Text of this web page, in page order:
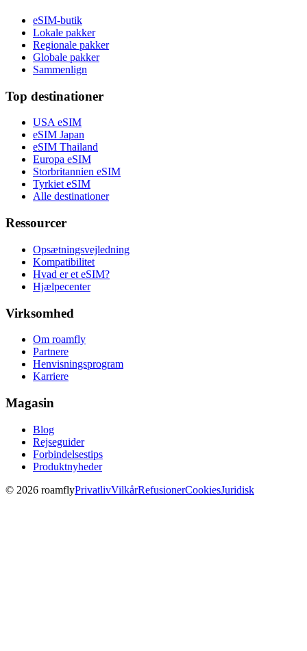
eSIM-butik
Lokale pakker
Regionale pakker
Globale pakker
Sammenlign
Top destinationer
USA eSIM
eSIM Japan
eSIM Thailand
Europa eSIM
Storbritannien eSIM
Tyrkiet eSIM
Alle destinationer
Ressourcer
Opsætningsvejledning
Kompatibilitet
Hvad er et eSIM?
Hjælpecenter
Virksomhed
Om roamfly
Partnere
Henvisningsprogram
Karriere
Magasin
Blog
Rejseguider
Forbindelsestips
Produktnyheder
© 2026 roamflyPrivatlivVilkårRefusionerCookiesJuridisk